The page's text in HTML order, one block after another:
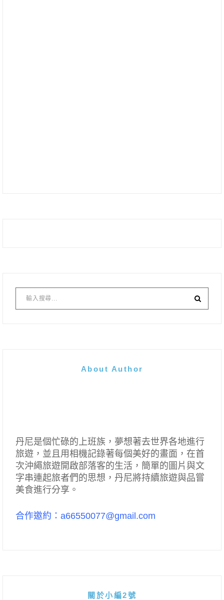
About Author
丹尼是個忙碌的上班族，夢想著去世界各地進行
旅遊，並且用相機記錄著每個美好的畫面，在首
次沖繩旅遊開啟部落客的生活，簡單的圖片與文
字串連起旅者們的思想，丹尼將持續旅遊與品嘗
美食進行分享。
合作邀約：a66550077@gmail.com
關於小編2號